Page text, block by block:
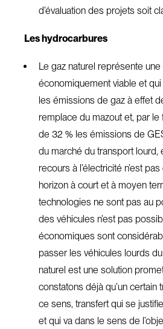
d’évaluation des projets soit
Les hydrocarbures
Le gaz naturel représente
économiquement viable et
les émissions de gaz à effet
remplace du mazout et, par le
de 32 % les émissions de
du marché du transport lourd,
recours à l’électricité n’est
horizon à court et à moyen
technologies ne sont pas au
des véhicules n’est pas
économiques sont
passer les véhicules lourds
naturel est une solution
constatons déjà qu’un certain
ce sens, transfert qui se
et qui va dans le sens de